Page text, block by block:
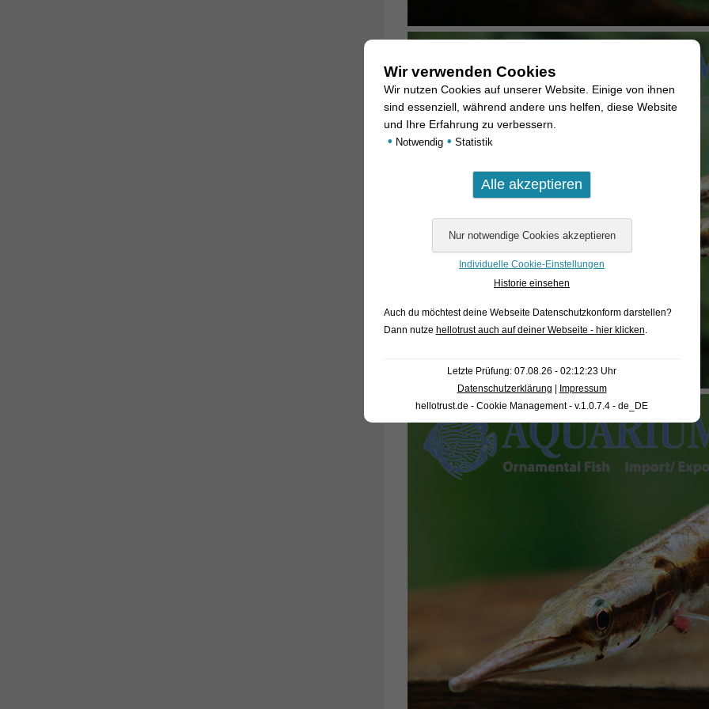
Wir verwenden Cookies
Wir nutzen Cookies auf unserer Website. Einige von ihnen
sind essenziell, während andere uns helfen, diese Website
und Ihre Erfahrung zu verbessern.
• Notwendig • Statistik
Individuelle Cookie-Einstellungen
Historie einsehen
Auch du möchtest deine Webseite Datenschutzkonform darstellen?
Dann nutze hellotrust auch auf deiner Webseite - hier klicken
Letzte Prüfung: 07.08.26 - 02:12:23 Uhr
Datenschutzerklärung | Impressum
hellotrust.de - Cookie Management - v.1.0.7.4 - de_DE